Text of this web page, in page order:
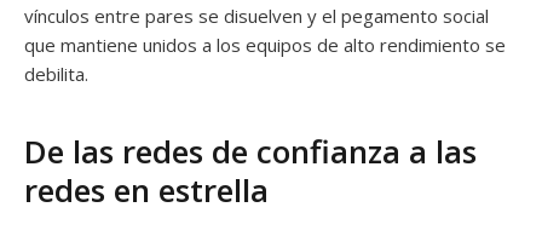
vínculos entre pares se disuelven y el pegamento social
que mantiene unidos a los equipos de alto rendimiento se
debilita.
De las redes de confianza a las
redes en estrella